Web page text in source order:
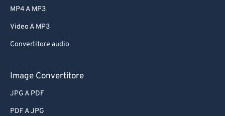
MP4 A MP3
Video A MP3
Convertitore audio
Image Convertitore
JPG A PDF
PDF A JPG